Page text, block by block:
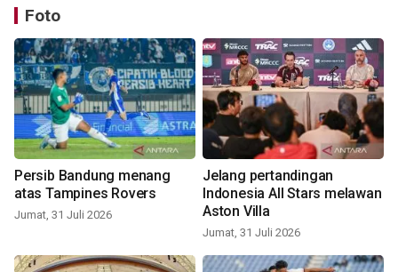
Foto
Persib Bandung menang
atas Tampines Rovers
Jumat, 31 Juli 2026
Jelang pertandingan
Indonesia All Stars melawan
Aston Villa
Jumat, 31 Juli 2026